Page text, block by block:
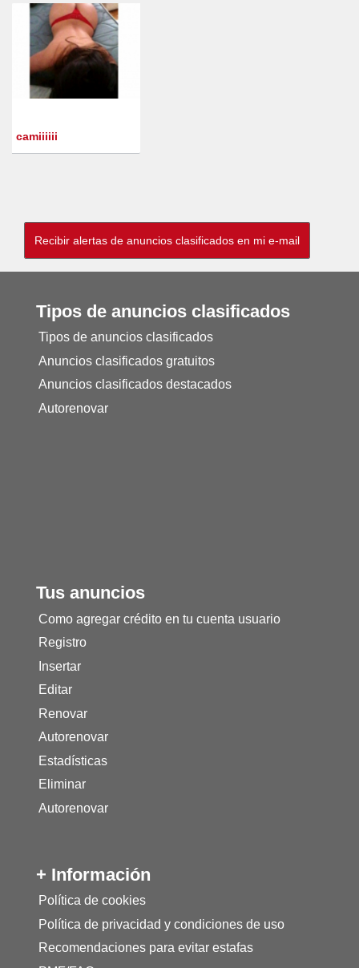
camiiiiii
Tipos de anuncios clasificados
Tipos de anuncios clasificados
Anuncios clasificados gratuitos
Anuncios clasificados destacados
Autorenovar
Tus anuncios
Como agregar crédito en tu cuenta usuario
Registro
Insertar
Editar
Renovar
Autorenovar
Estadísticas
Eliminar
Autorenovar
+ Información
Política de cookies
Política de privacidad y condiciones de uso
Recomendaciones para evitar estafas